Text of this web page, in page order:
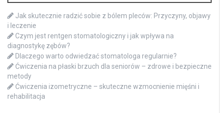
Jak skutecznie radzić sobie z bólem pleców: Przyczyny, objawy
i leczenie
Czym jest rentgen stomatologiczny i jak wpływa na
diagnostykę zębów?
Dlaczego warto odwiedzać stomatologa regularnie?
Ćwiczenia na płaski brzuch dla seniorów – zdrowe i bezpieczne
metody
Ćwiczenia izometryczne – skuteczne wzmocnienie mięśni i
rehabilitacja